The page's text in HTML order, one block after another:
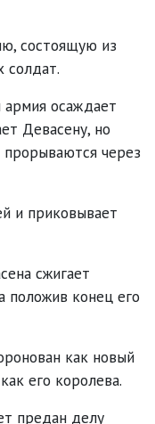
состоящую из
солдат.
осаждает
Девасену, но
через
и приковывает
сжигает
положив конец его
как новый
его королева.
предан делу